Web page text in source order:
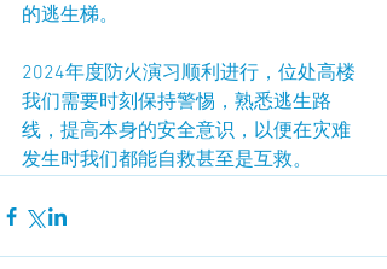
的逃生梯。
2024年度防火演习顺利进行，位处高楼
我们需要时刻保持警惕，熟悉逃生路
线，提高本身的安全意识，以便在灾难
发生时我们都能自救甚至是互救。